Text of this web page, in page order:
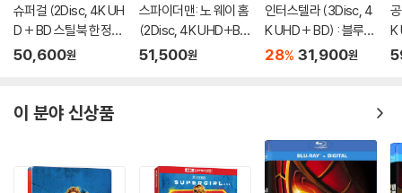
슈퍼걸 (2Disc, 4K UH
D + BD 스틸북 한정
판) (펀치) : 블루레이
50,600원
스파이더맨: 노 웨이 홈
(2Disc, 4K UHD+BD
렌티큘러 풀슬립 B1 스
51,500원
인터스텔라 (3Disc, 4
K UHD + BD) : 블루레
이
28% 31,900원
K
이 분야 신상품